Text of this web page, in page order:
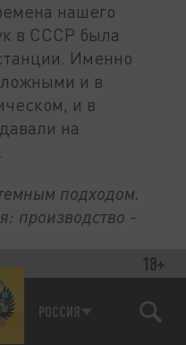
18+
РОССИЯ
нашего
в СССР была
Именно
и в
и в
на
подходом.
производство -
целевой.